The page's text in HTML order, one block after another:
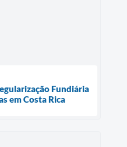
Fundiária
em Costa Rica